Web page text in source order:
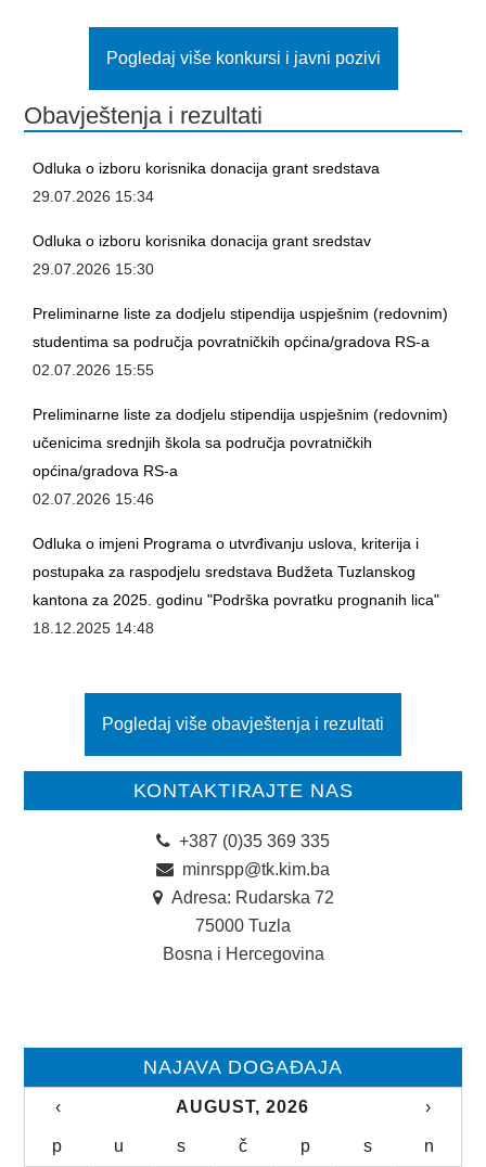
Pogledaj više konkursi i javni pozivi
Obavještenja i rezultati
Odluka o izboru korisnika donacija grant sredstava
29.07.2026 15:34
Odluka o izboru korisnika donacija grant sredstav
29.07.2026 15:30
Preliminarne liste za dodjelu stipendija uspješnim (redovnim)
studentima sa područja povratničkih općina/gradova RS-a
02.07.2026 15:55
Preliminarne liste za dodjelu stipendija uspješnim (redovnim)
učenicima srednjih škola sa područja povratničkih
općina/gradova RS-a
02.07.2026 15:46
Odluka o imjeni Programa o utvrđivanju uslova, kriterija i
postupaka za raspodjelu sredstava Budžeta Tuzlanskog
kantona za 2025. godinu "Podrška povratku prognanih lica"
18.12.2025 14:48
Pogledaj više obavještenja i rezultati
KONTAKTIRAJTE NAS
+387 (0)35 369 335
minrspp@tk.kim.ba
Adresa: Rudarska 72
75000 Tuzla
Bosna i Hercegovina
NAJAVA DOGAĐAJA
‹ AUGUST, 2026 ›
p u s č p s n